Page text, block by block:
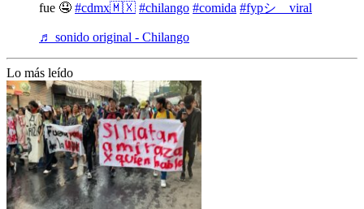
fue 🤤 #cdmx🇲🇽 #chilango #comida #fypシ゚viral
♬ sonido original - Chilango
Lo más leído